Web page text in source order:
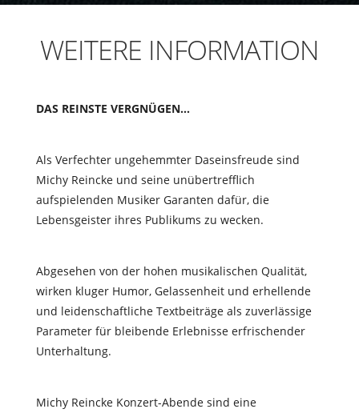
WEITERE INFORMATION
DAS REINSTE VERGNÜGEN…
Als Verfechter ungehemmter Daseinsfreude sind
Michy Reincke und seine unübertrefflich
aufspielenden Musiker Garanten dafür, die
Lebensgeister ihres Publikums zu wecken.
Abgesehen von der hohen musikalischen Qualität,
wirken kluger Humor, Gelassenheit und erhellende
und leidenschaftliche Textbeiträge als zuverlässige
Parameter für bleibende Erlebnisse erfrischender
Unterhaltung.
Michy Reincke Konzert-Abende sind eine